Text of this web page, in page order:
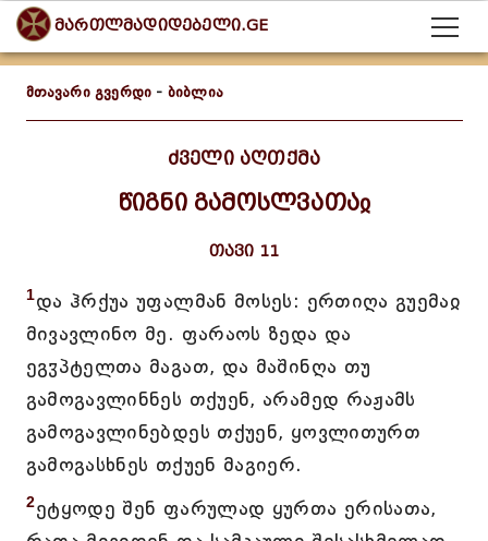
მართლმადიდებელი.GE
მთავარი გვერდი - ბიბლია
ძველი აღთქმა
წიგნი გამოსლვათაჲ
თავი 11
1და ჰრქუა უფალმან მოსეს: ერთიღა გუემაჲ
მივავლინო მე. ფარაოს ზედა და
ეგჳპტელთა მაგათ, და მაშინღა თუ
გამოგავლინნეს თქუენ, არამედ რაჟამს
გამოგავლინებდეს თქუენ, ყოვლითურთ
გამოგასხნეს თქუენ მაგიერ.
2ეტყოდე შენ ფარულად ყურთა ერისათა,